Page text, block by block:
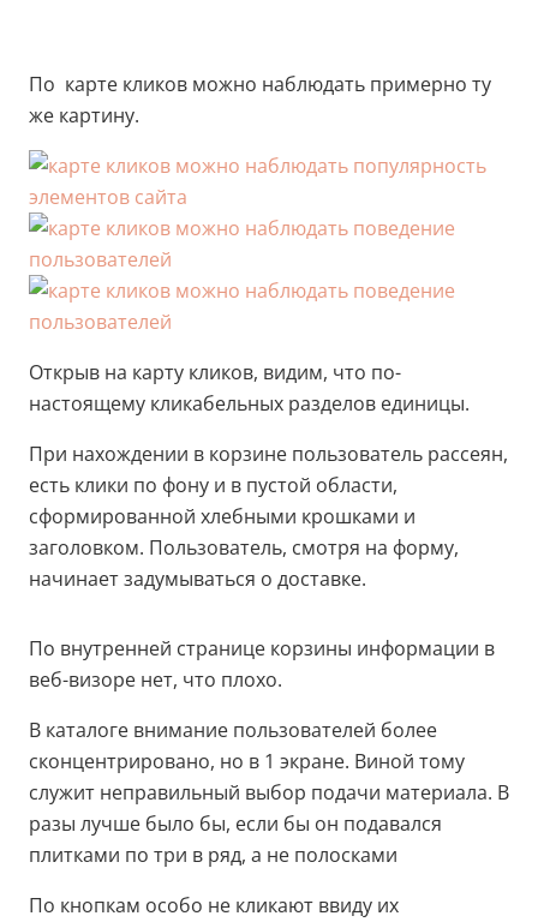
По карте кликов можно наблюдать примерно ту
же картину.
Открыв на карту кликов, видим, что по-
настоящему кликабельных разделов единицы.
При нахождении в корзине пользователь рассеян,
есть клики по фону и в пустой области,
сформированной хлебными крошками и
заголовком. Пользователь, смотря на форму,
начинает задумываться о доставке.
По внутренней странице корзины информации в
веб-визоре нет, что плохо.
В каталоге внимание пользователей более
сконцентрировано, но в 1 экране. Виной тому
служит неправильный выбор подачи материала. В
разы лучше было бы, если бы он подавался
плитками по три в ряд, а не полосками
По кнопкам особо не кликают ввиду их